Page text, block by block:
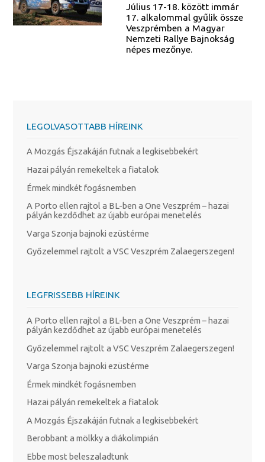
Július 17-18. között immár
17. alkalommal gyűlik össze
Veszprémben a Magyar
Nemzeti Rallye Bajnokság
népes mezőnye.
LEGOLVASOTTABB HÍREINK
A Mozgás Éjszakáján futnak a legkisebbekért
Hazai pályán remekeltek a fiatalok
Érmek mindkét fogásnemben
A Porto ellen rajtol a BL-ben a One Veszprém – hazai
pályán kezdődhet az újabb európai menetelés
Varga Szonja bajnoki ezüstérme
Győzelemmel rajtolt a VSC Veszprém Zalaegerszegen!
LEGFRISSEBB HÍREINK
A Porto ellen rajtol a BL-ben a One Veszprém – hazai
pályán kezdődhet az újabb európai menetelés
Győzelemmel rajtolt a VSC Veszprém Zalaegerszegen!
Varga Szonja bajnoki ezüstérme
Érmek mindkét fogásnemben
Hazai pályán remekeltek a fiatalok
A Mozgás Éjszakáján futnak a legkisebbekért
Berobbant a mölkky a diákolimpián
Ebbe most beleszaladtunk